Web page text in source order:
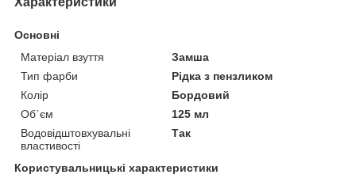
Основні
Матеріал взуття
Замша
Тип фарби
Рідка з пензликом
Колір
Бордовий
Об`єм
125 мл
Водовідштовхувальні
властивості
Так
Користувальницькі характеристики